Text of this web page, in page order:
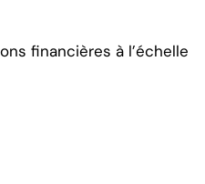
financières à l’échelle